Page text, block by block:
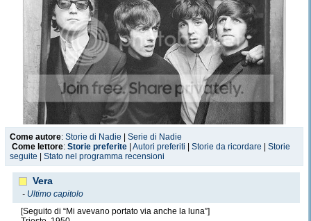
Come autore: Storie di Nadie
Serie di Nadie
Come lettore: Storie preferite Autori preferiti Storie da ricordare
Storie
seguite
Stato nel programma recensioni
Vera
- Ultimo capitolo
[Seguito di “Mi avevano portato via anche la luna”]